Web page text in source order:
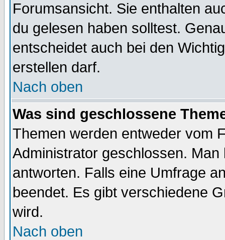
Forumsansicht. Sie enthalten
du gelesen haben solltest.
entscheidet auch bei den
erstellen darf.
Nach oben
Was sind geschlossene
Themen werden entweder vom
Administrator geschlossen.
antworten. Falls eine Umfrage
beendet. Es gibt verschiedene
wird.
Nach oben